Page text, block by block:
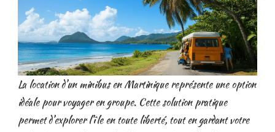
La location d’un minibus en Martinique représente une option
idéale pour voyager en groupe. Cette solution pratique
permet d’explorer l’île en toute liberté, tout en gardant votre